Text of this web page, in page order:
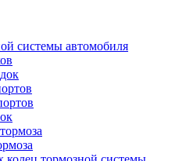
системы автомобиля